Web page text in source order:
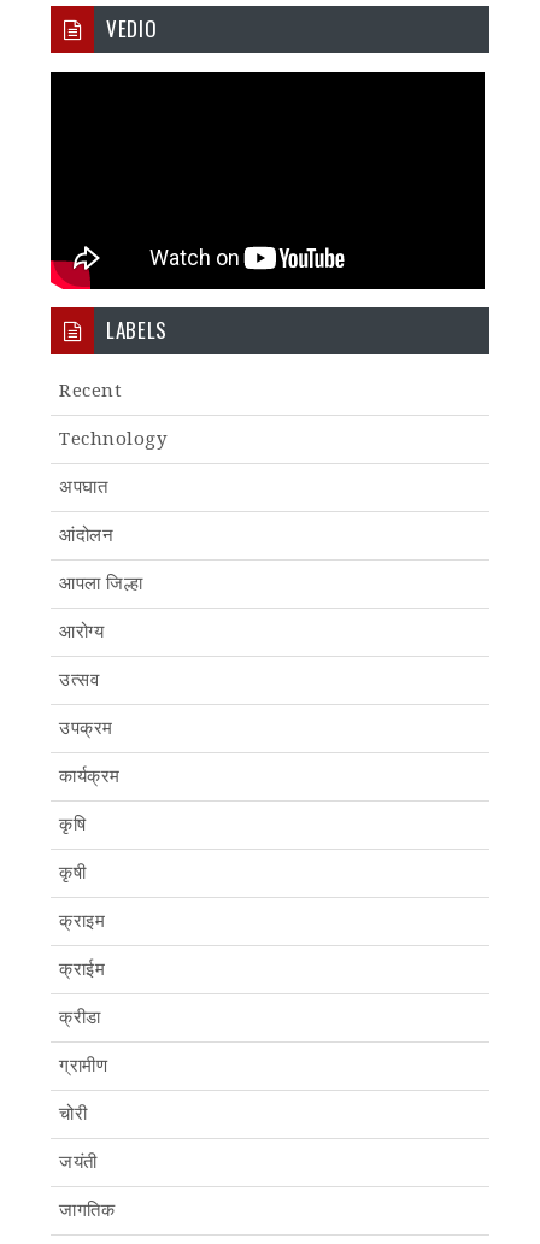
VEDIO
LABELS
Recent
Technology
अपघात
आंदोलन
आपला जिल्हा
आरोग्य
उत्सव
उपक्रम
कार्यक्रम
कृषि
कृषी
क्राइम
क्राईम
क्रीडा
ग्रामीण
चोरी
जयंती
जागतिक